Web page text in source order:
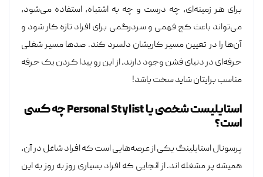
برای هر زمینه‌ای، چه درست و چه به اشتباه، استفاده می‌شود،
می‌تواند باعث کج فهمی و سردرگمی برای افراد تازه کار شود و
آن‌ها را در تعیین مسیر کاریشان دلسرد کند. صد‌ها مسیر شغلی
حرفه‌ای در دنیای فشن وجود دارند، از این رو پیدا کردن یک حرفه
مناسب برایتان شاید سخت باشد!
استایلیست شخصی یا Personal Stylist چه کسی
است؟
‎پرسونال استایلینگ یکی از عرصه‌هایی است که افراد شاغل در آن،
همیشه پر مشغله اند. از آنجایی که افراد بسیاری روز به روز به این